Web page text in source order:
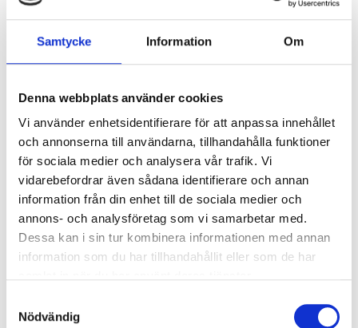
Samtycke Information Om
Denna webbplats använder cookies
Vi använder enhetsidentifierare för att anpassa innehållet
och annonserna till användarna, tillhandahålla funktioner
för sociala medier och analysera vår trafik. Vi
vidarebefordrar även sådana identifierare och annan
information från din enhet till de sociala medier och
annons- och analysföretag som vi samarbetar med.
Dessa kan i sin tur kombinera informationen med annan
information som du har tillhandahållit eller som de har
Nödvändig
Broschyrer, produktblad,
monteringsanvisningar
Broschyr för ADVANCE-LINE och clever-line ytterdörrar
och innerdörrar
Underhåll och skötsel
Rätt mått och goda råd
A-och B-mått